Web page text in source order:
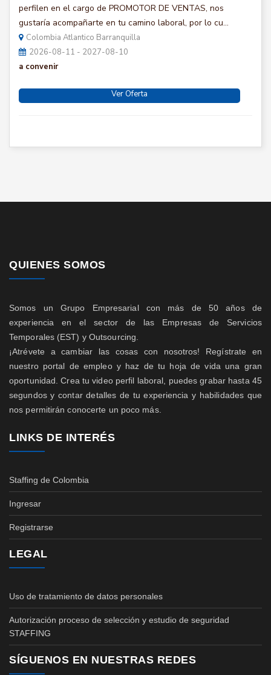
perfilen en el cargo de PROMOTOR DE VENTAS, nos
gustaría acompañarte en tu camino laboral, por lo cu...
Colombia Atlantico Barranquilla
2026-08-11 - 2027-08-10
a convenir
Ver Oferta
QUIENES SOMOS
Somos un Grupo Empresarial con más de 50 años de
experiencia en el sector de las Empresas de Servicios
Temporales (EST) y Outsourcing.
¡Atrévete a cambiar las cosas con nosotros! Regístrate en
nuestro portal de empleo y haz de tu hoja de vida una gran
oportunidad. Crea tu video perfil laboral, puedes grabar hasta 45
segundos y contar detalles de tu experiencia y habilidades que
nos permitirán conocerte un poco más.
LINKS DE INTERÉS
Staffing de Colombia
Ingresar
Registrarse
LEGAL
Uso de tratamiento de datos personales
Autorización proceso de selección y estudio de seguridad
STAFFING
SÍGUENOS EN NUESTRAS REDES